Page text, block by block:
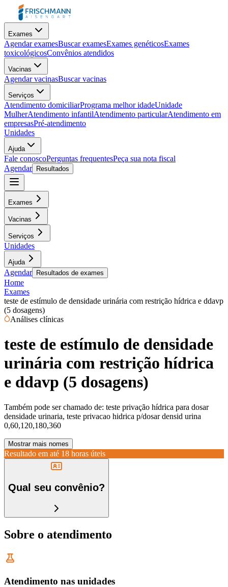
Exames
Agendar examesBuscar examesExames genéticosExames
toxicológicosConvênios atendidos
Vacinas
Agendar vacinasBuscar vacinas
Serviços
Atendimento domiciliarPrograma melhor idadeUnidade
MulherAtendimento infantilAtendimento particularAtendimento em
empresasPré-atendimento
Unidades
Ajuda
Fale conoscoPerguntas frequentesPeça sua nota fiscal
Agendar
Resultados
Exames
Vacinas
Serviços
Unidades
Ajuda
Agendar Resultados de exames
Home
Exames
teste de estímulo de densidade urinária com restrição hídrica e ddavp
(5 dosagens)
Análises clínicas
teste de estímulo de densidade
urinária com restrição hídrica
e ddavp (5 dosagens)
Também pode ser chamado de: teste privação hídrica para dosar
densidade urinaria, teste privacao hidrica p/dosar densid urina
0,60,120,180,360
Mostrar mais nomes
Resultado em até 18 horas úteis
Qual seu convênio?
Sobre o atendimento
Atendimento nas unidades